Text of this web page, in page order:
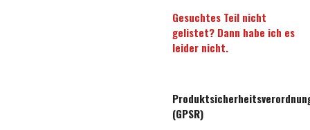
Gesuchtes Teil nicht
gelistet? Dann habe ich es
leider nicht.
(GPSR)